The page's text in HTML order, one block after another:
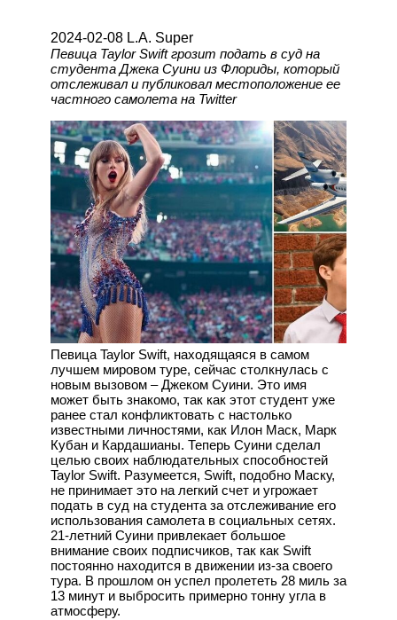
2024-02-08 L.A. Super
Певица Taylor Swift грозит подать в суд на
студента Джека Суини из Флориды, который
отслеживал и публиковал местоположение ее
частного самолета на Twitter
Певица Taylor Swift, находящаяся в самом
лучшем мировом туре, сейчас столкнулась с
новым вызовом – Джеком Суини. Это имя
может быть знакомо, так как этот студент уже
ранее стал конфликтовать с настолько
известными личностями, как Илон Маск, Марк
Кубан и Кардашианы. Теперь Суини сделал
целью своих наблюдательных способностей
Taylor Swift. Разумеется, Swift, подобно Маску,
не принимает это на легкий счет и угрожает
подать в суд на студента за отслеживание его
использования самолета в социальных сетях.
21-летний Суини привлекает большое
внимание своих подписчиков, так как Swift
постоянно находится в движении из-за своего
тура. В прошлом он успел пролететь 28 миль за
13 минут и выбросить примерно тонну угла в
атмосферу.